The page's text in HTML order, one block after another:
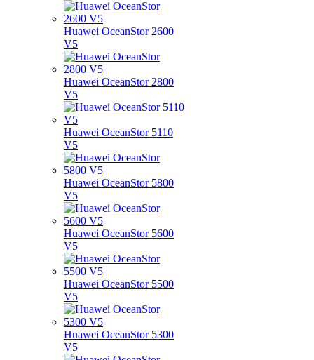
Huawei OceanStor 2600
V5
Huawei OceanStor 2800
V5
Huawei OceanStor 5110
V5
Huawei OceanStor 5800
V5
Huawei OceanStor 5600
V5
Huawei OceanStor 5500
V5
Huawei OceanStor 5300
V5